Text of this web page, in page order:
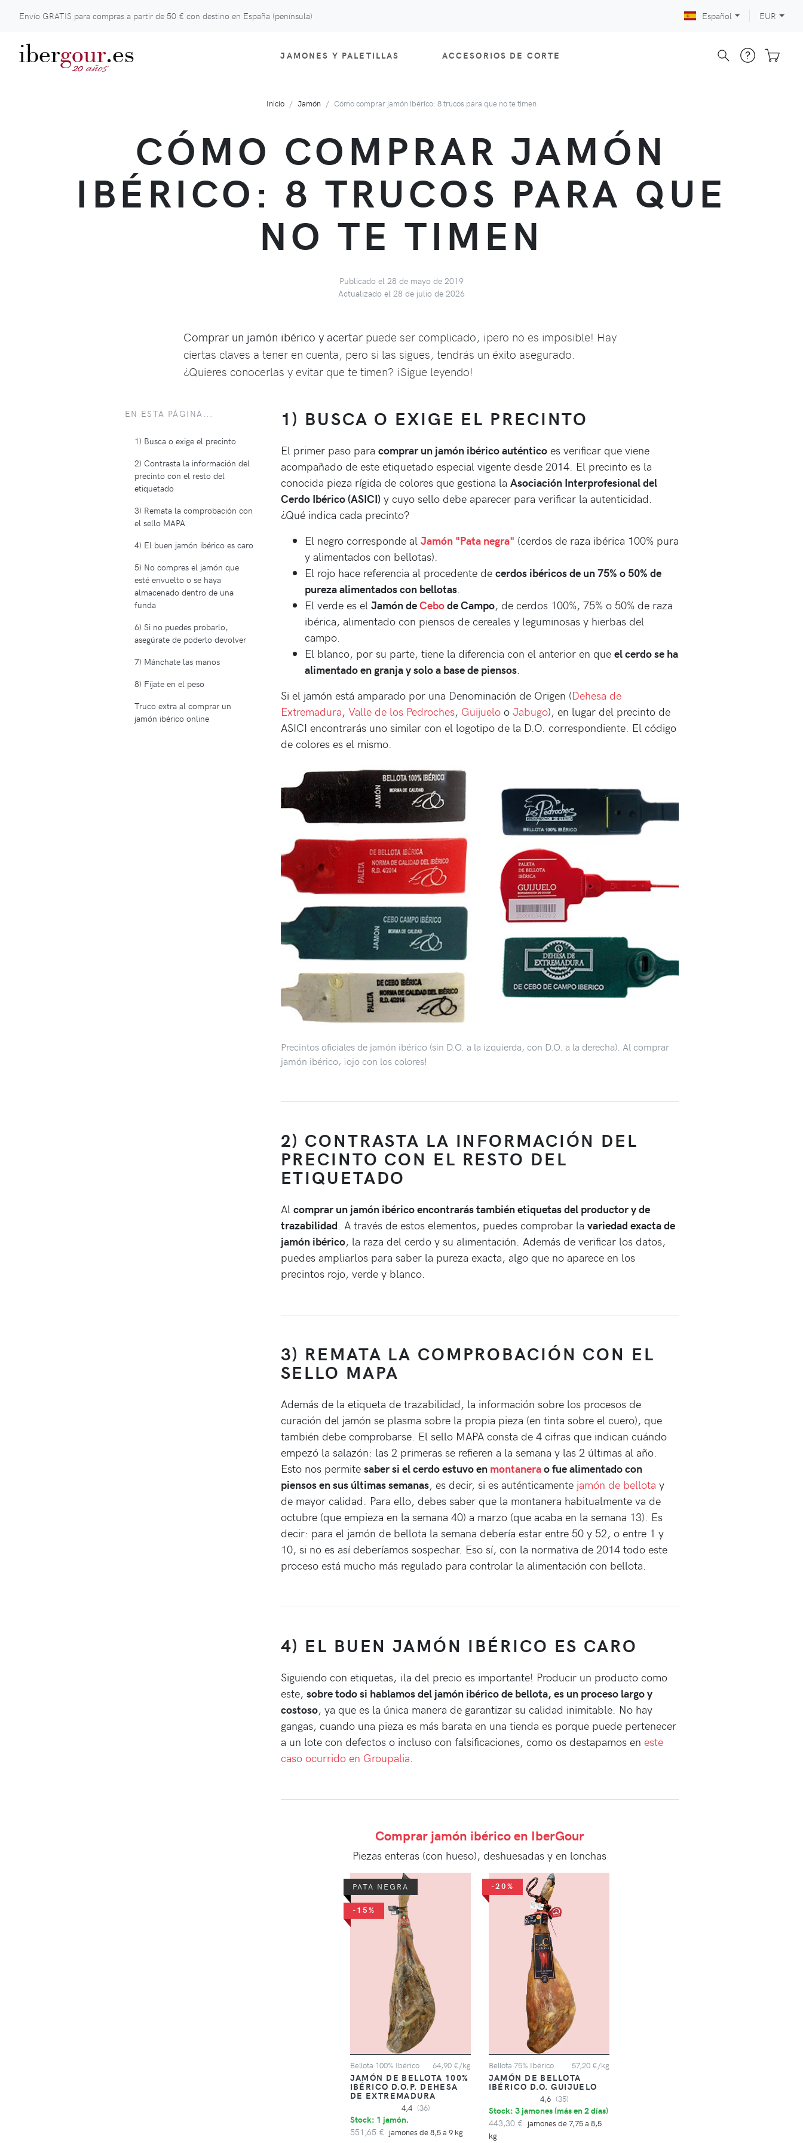
Envío GRATIS para compras a partir de 50 € con destino en España (península) Español EUR
ibergour
20 años.es JAMONES Y PALETILLAS ACCESORIOS DE CORTE
Inicio Jamón Cómo comprar jamón ibérico: 8 trucos para que no te timen
CÓMO COMPRAR JAMÓN
IBÉRICO: 8 TRUCOS PARA QUE
NO TE TIMEN
Publicado el 28 de mayo de 2019
Actualizado el 28 de julio de 2026
Comprar un jamón ibérico y acertar puede ser complicado, ¡pero no es imposible! Hay
ciertas claves a tener en cuenta, pero si las sigues, tendrás un éxito asegurado.
¿Quieres conocerlas y evitar que te timen? ¡Sigue leyendo!
EN ESTA PÁGINA...
1) Busca o exige el precinto
2) Contrasta la información del
precinto con el resto del
etiquetado
3) Remata la comprobación con
el sello MAPA
4) El buen jamón ibérico es caro
5) No compres el jamón que
esté envuelto o se haya
almacenado dentro de una
funda
6) Si no puedes probarlo,
asegúrate de poderlo devolver
7) Mánchate las manos
8) Fíjate en el peso
Truco extra al comprar un
jamón ibérico online
1) BUSCA O EXIGE EL PRECINTO
El primer paso para comprar un jamón ibérico auténticoes verificar que viene
acompañado de este etiquetado especial vigente desde 2014. El precinto es la
conocida pieza rígida de colores que gestiona la Asociación Interprofesional del
Cerdo Ibérico (ASICI)y cuyo sello debe aparecer para verificar la autenticidad.
¿Qué indica cada precinto?
El negro corresponde al Jamón "Pata negra" (cerdos de raza ibérica 100% pura
y alimentados con bellotas).
El rojo hace referencia al procedente de cerdos ibéricos de un 75% o 50% de
pureza alimentados con bellotas.
El verde es el Jamón deCebode Campo, de cerdos 100%, 75% o 50% de raza
ibérica, alimentado con piensos de cereales y leguminosas y hierbas del
campo.
El blanco, por su parte, tiene la diferencia con el anterior en que el cerdo se ha
alimentado en granja y solo a base de piensos.
Si el jamón está amparado por una Denominación de Origen (Dehesa de
Extremadura, Valle de los Pedroches, Guijueloo Jabugo), en lugar del precinto de
ASICI encontrarás uno similar con el logotipo de la D.O. correspondiente. El código
de colores es el mismo.
Precintos oficiales de jamón ibérico (sin D.O. a la izquierda, con D.O. a la derecha). Al comprar
jamón ibérico, ¡ojo con los colores!
2) CONTRASTA LA INFORMACIÓN DEL
PRECINTO CON EL RESTO DEL
ETIQUETADO
Al comprar un jamón ibérico encontrarás también etiquetas del productor y de
trazabilidad. A través de estos elementos, puedes comprobar la variedad exacta de
jamón ibérico, la raza del cerdo y su alimentación. Además de verificar los datos,
puedes ampliarlos para saber la pureza exacta, algo que no aparece en los
precintos rojo, verde y blanco.
3) REMATA LA COMPROBACIÓN CON EL
SELLO MAPA
Además de la etiqueta de trazabilidad, la información sobre los procesos de
curación del jamón se plasma sobre la propia pieza (en tinta sobre el cuero), que
también debe comprobarse. El sello MAPA consta de 4 cifras que indican cuándo
empezó la salazón: las 2 primeras se refieren a la semana y las 2 últimas al año.
Esto nos permite saber si el cerdo estuvo en montanerao fue alimentado con
piensos en sus últimas semanas, es decir, si es auténticamente jamón de bellota y
de mayor calidad. Para ello, debes saber que la montanera habitualmente va de
octubre (que empieza en la semana 40) a marzo (que acaba en la semana 13). Es
decir: para el jamón de bellota la semana debería estar entre 50 y 52, o entre 1 y
10, si no es así deberíamos sospechar. Eso sí, con la normativa de 2014 todo este
proceso está mucho más regulado para controlar la alimentación con bellota.
4) EL BUEN JAMÓN IBÉRICO ES CARO
Siguiendo con etiquetas, ¡la del precio es importante! Producir un producto como
este, sobre todo si hablamos del jamón ibérico de bellota, es un proceso largo y
costoso, ya que es la única manera de garantizar su calidad inimitable. No hay
gangas, cuando una pieza es más barata en una tienda es porque puede pertenecer
a un lote con defectos o incluso con falsificaciones, como os destapamos en este
caso ocurrido en Groupalia.
Comprar jamón ibérico en IberGour
Piezas enteras (con hueso), deshuesadas y en lonchas
PATA NEGRA
-15%
Bellota 100% Ibérico 64,90 €/kg
JAMÓN DE BELLOTA 100%
IBÉRICO D.O.P. DEHESA
DE EXTREMADURA
4,4 (36)
Stock: 1 jamón.
551,65 € jamones de 8,5 a 9 kg
-20%
Bellota 75% Ibérico 57,20 €/kg
JAMÓN DE BELLOTA
IBÉRICO D.O. GUIJUELO
4,6 (35)
Stock: 3 jamones (más en 2 días)
443,30 € jamones de 7,75 a 8,5
kg